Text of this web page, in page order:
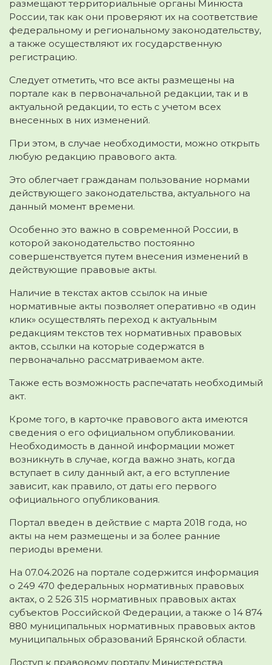
размещают территориальные органы Минюста
России, так как они проверяют их на соответствие
федеральному и региональному законодательству,
а также осуществляют их государственную
регистрацию.
Следует отметить, что все акты размещены на
портале как в первоначальной редакции, так и в
актуальной редакции, то есть с учетом всех
внесенных в них изменений.
При этом, в случае необходимости, можно открыть
любую редакцию правового акта.
Это облегчает гражданам пользование нормами
действующего законодательства, актуального на
данный момент времени.
Особенно это важно в современной России, в
которой законодательство постоянно
совершенствуется путем внесения изменений в
действующие правовые акты.
Наличие в текстах актов ссылок на иные
нормативные акты позволяет оперативно «в один
клик» осуществлять переход к актуальным
редакциям текстов тех нормативных правовых
актов, ссылки на которые содержатся в
первоначально рассматриваемом акте.
Также есть возможность распечатать необходимый
акт.
Кроме того, в карточке правового акта имеются
сведения о его официальном опубликовании.
Необходимость в данной информации может
возникнуть в случае, когда важно знать, когда
вступает в силу данный акт, а его вступление
зависит, как правило, от даты его первого
официального опубликования.
Портал введен в действие с марта 2018 года, но
акты на нем размещены и за более ранние
периоды времени.
На 07.04.2026 на портале содержится информация
о 249 470 федеральных нормативных правовых
актах, о 2 526 315 нормативных правовых актах
субъектов Российской Федерации, а также о 14 874
880 муниципальных нормативных правовых актов
муниципальных образований Брянской области.
Доступ к правовому порталу Министерства